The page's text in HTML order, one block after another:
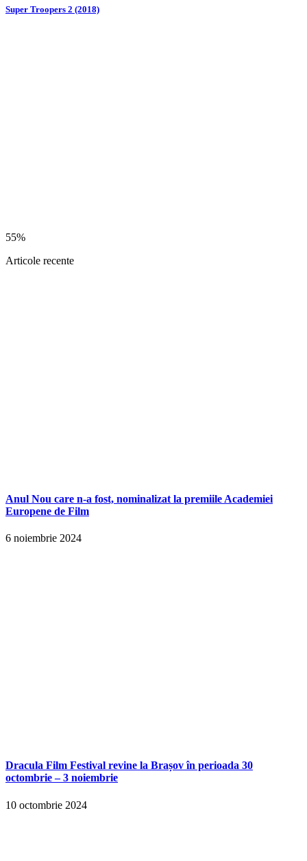
Super Troopers 2 (2018)
55%
Articole recente
Anul Nou care n-a fost, nominalizat la premiile Academiei
Europene de Film
6 noiembrie 2024
Dracula Film Festival revine la Brașov în perioada 30
octombrie – 3 noiembrie
10 octombrie 2024